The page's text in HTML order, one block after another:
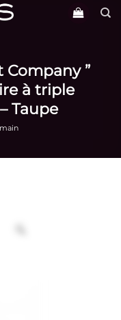
Company ”
à triple
Taupe